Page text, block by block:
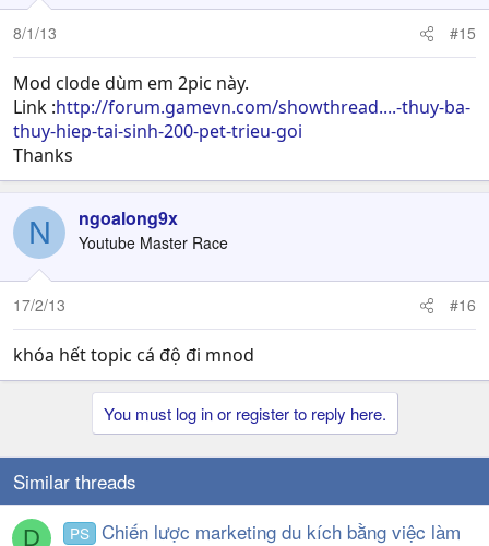
8/1/13 #15
Mod clode dùm em 2pic này.
Link :http://forum.gamevn.com/showthread....-thuy-ba-
thuy-hiep-tai-sinh-200-pet-trieu-goi
Thanks
N ngoalong9x
Youtube Master Race
17/2/13 #16
khóa hết topic cá độ đi mnod
You must log in or register to reply here.
Similar threads
D PS Chiến lược marketing du kích bằng việc làm